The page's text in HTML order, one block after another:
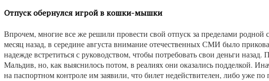
Отпуск обернулся игрой в кошки-мышки
Впрочем, многие все же решили провести свой отпуск за пределами
месяц назад, в середине августа внимание отечественных СМИ было
надежде встретиться с руководством, чтобы потребовать свои деньги
Мальдив, но, как выяснилось потом, в реалиях они оказались подделкой.
на паспортном контроле им заявили, что билет недействителен, либо уже